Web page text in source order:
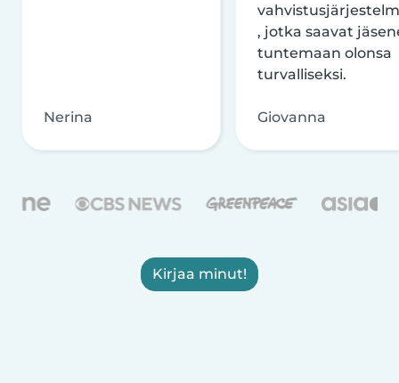
Nerina
, jotka saavat
tuntemaan olonsa
turvalliseksi.
Giovanna
Kirjaa minut!